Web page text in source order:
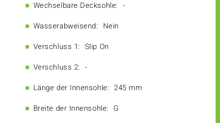
Wechselbare Decksohle: -
Wasserabweisend: Nein
Verschluss 1: Slip On
Verschluss 2: -
Länge der Innensohle: 245 mm
Breite der Innensohle: G